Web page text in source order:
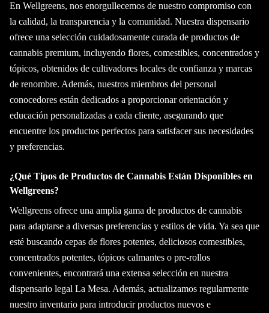
En Wellgreens, nos enorgullecemos de nuestro compromiso con
la calidad, la transparencia y la comunidad. Nuestra dispensario
ofrece una selección cuidadosamente curada de productos de
cannabis premium, incluyendo flores, comestibles, concentrados y
tópicos, obtenidos de cultivadores locales de confianza y marcas
de renombre. Además, nuestros miembros del personal
conocedores están dedicados a proporcionar orientación y
educación personalizadas a cada cliente, asegurando que
encuentre los productos perfectos para satisfacer sus necesidades
y preferencias.
¿Qué Tipos de Productos de Cannabis Están Disponibles en
Wellgreens?
Wellgreens ofrece una amplia gama de productos de cannabis
para adaptarse a diversas preferencias y estilos de vida. Ya sea que
esté buscando cepas de flores potentes, deliciosos comestibles,
concentrados potentes, tópicos calmantes o pre-rollos
convenientes, encontrará una extensa selección en nuestra
dispensario legal La Mesa. Además, actualizamos regularmente
nuestro inventario para introducir productos nuevos e